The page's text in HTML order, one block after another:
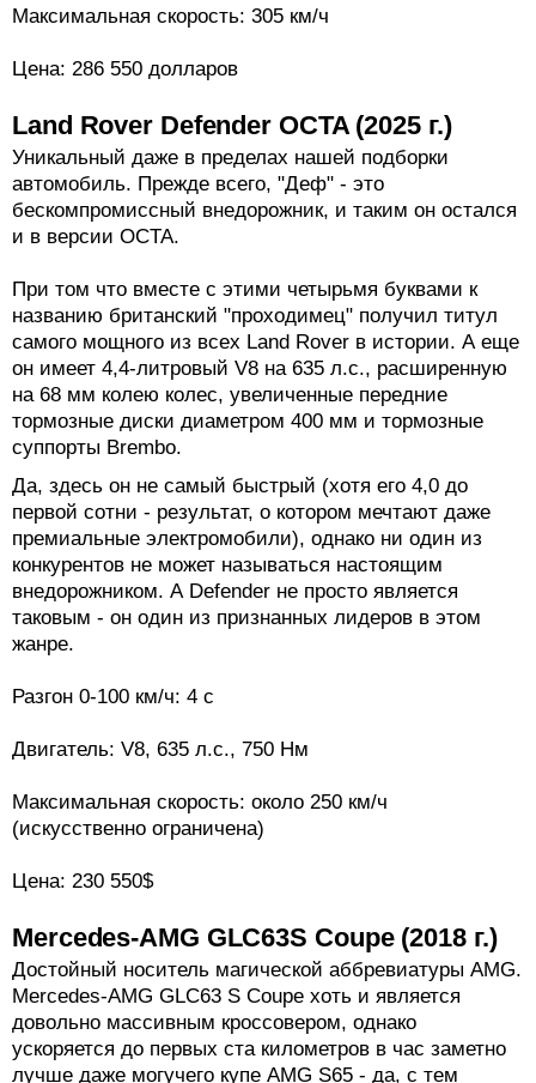
Максимальная скорость: 305 км/ч
Цена: 286 550 долларов
Land Rover Defender OCTA (2025 г.)
Уникальный даже в пределах нашей подборки
автомобиль. Прежде всего, "Деф" - это
бескомпромиссный внедорожник, и таким он остался
и в версии OCTA.
При том что вместе с этими четырьмя буквами к
названию британский "проходимец" получил титул
самого мощного из всех Land Rover в истории. А еще
он имеет 4,4-литровый V8 на 635 л.с., расширенную
на 68 мм колею колес, увеличенные передние
тормозные диски диаметром 400 мм и тормозные
суппорты Brembo.
Да, здесь он не самый быстрый (хотя его 4,0 до
первой сотни - результат, о котором мечтают даже
премиальные электромобили), однако ни один из
конкурентов не может называться настоящим
внедорожником. А Defender не просто является
таковым - он один из признанных лидеров в этом
жанре.
Разгон 0-100 км/ч: 4 с
Двигатель: V8, 635 л.с., 750 Нм
Максимальная скорость: около 250 км/ч
(искусственно ограничена)
Цена: 230 550$
Mercedes-AMG GLC63S Coupe (2018 г.)
Достойный носитель магической аббревиатуры AMG.
Mercedes-AMG GLC63 S Coupe хоть и является
довольно массивным кроссовером, однако
ускоряется до первых ста километров в час заметно
лучше даже могучего купе AMG S65 - да, с тем